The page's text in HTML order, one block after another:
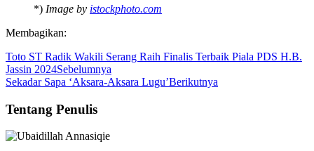
*) Image by istockphoto.com
Membagikan:
Toto ST Radik Wakili Serang Raih Finalis Terbaik Piala PDS H.B.
Jassin 2024Sebelumnya
Sekadar Sapa ‘Aksara-Aksara Lugu’Berikutnya
Tentang Penulis